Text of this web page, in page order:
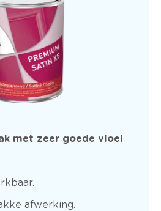
met zeer goede vloei
afwerking.